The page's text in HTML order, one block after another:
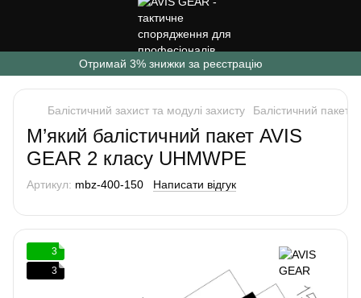
Отримай 3% знижки за реєстрацію
Балістичний захист та модулі захисту Балістичний пакет
М’який балістичний пакет AVIS
GEAR 2 класу UHMWPE
Артикул: mbz-400-150 Написати відгук
3
3